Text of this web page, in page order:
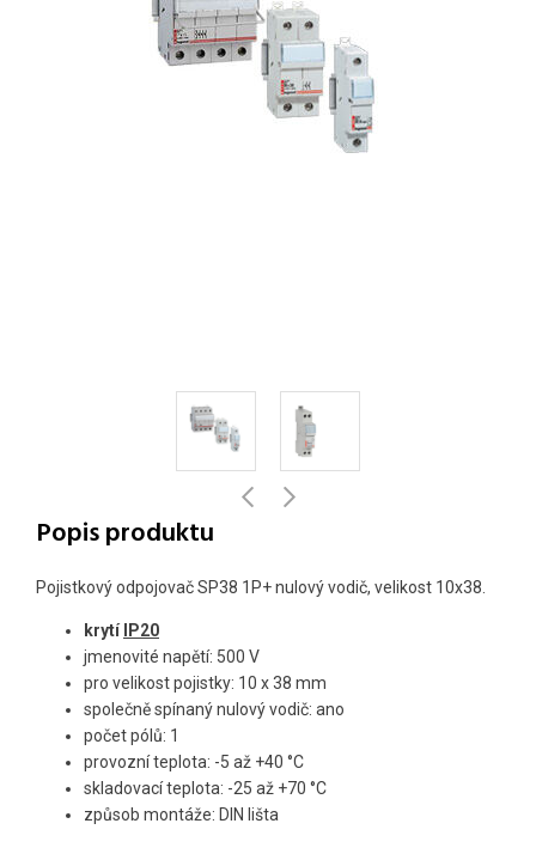
Popis produktu
Pojistkový odpojovač SP38 1P+ nulový vodič, velikost 10x38.
krytí IP20
jmenovité napětí: 500 V
pro velikost pojistky: 10 x 38 mm
společně spínaný nulový vodič: ano
počet pólů: 1
provozní teplota: -5 až +40 °C
skladovací teplota: -25 až +70 °C
způsob montáže: DIN lišta